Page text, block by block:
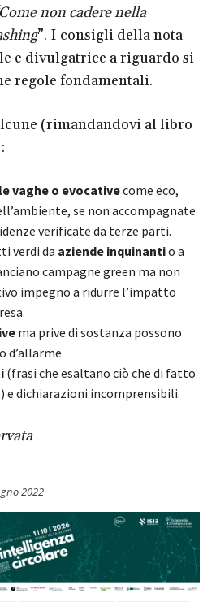
non cadere nella
”. I consigli della nota
e divulgatrice a riguardo si
regole fondamentali.
(rimandandovi al libro
vaghe o evocativecome eco,
se non accompagnate
verificate da terze parti.
verdi da aziende inquinantio a
campagne green ma non
impegno a ridurre l’impatto
ma prive di sostanza possono
d’allarme.
(frasi che esaltano ciò che di fatto
e dichiarazioni incomprensibili.
2022